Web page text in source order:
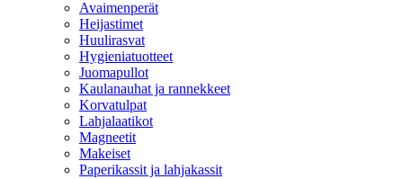
Avaimenperät
Heijastimet
Huulirasvat
Hygieniatuotteet
Juomapullot
Kaulanauhat ja rannekkeet
Korvatulpat
Lahjalaatikot
Magneetit
Makeiset
Paperikassit ja lahjakassit